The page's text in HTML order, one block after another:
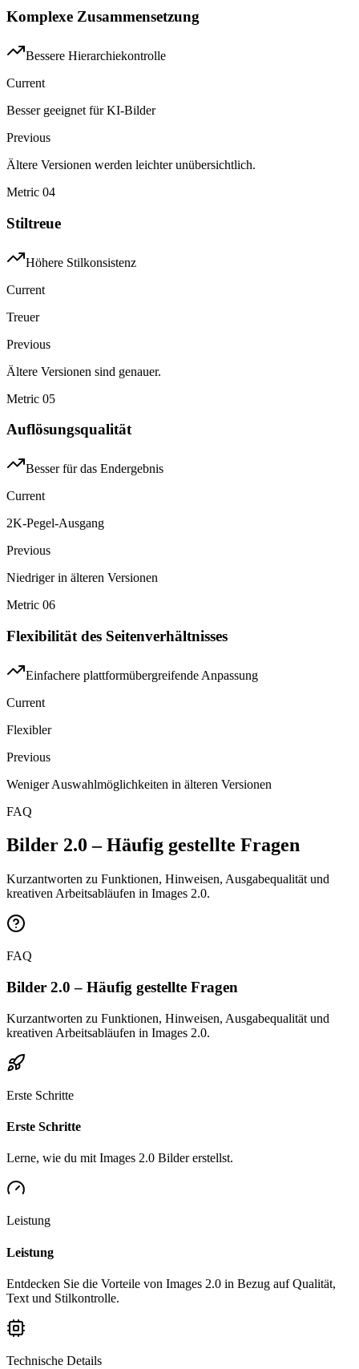
Komplexe Zusammensetzung
Bessere Hierarchiekontrolle
Current
Besser geeignet für KI-Bilder
Previous
Ältere Versionen werden leichter unübersichtlich.
Metric 04
Stiltreue
Höhere Stilkonsistenz
Current
Treuer
Previous
Ältere Versionen sind genauer.
Metric 05
Auflösungsqualität
Besser für das Endergebnis
Current
2K-Pegel-Ausgang
Previous
Niedriger in älteren Versionen
Metric 06
Flexibilität des Seitenverhältnisses
Einfachere plattformübergreifende Anpassung
Current
Flexibler
Previous
Weniger Auswahlmöglichkeiten in älteren Versionen
FAQ
Bilder 2.0 – Häufig gestellte Fragen
Kurzantworten zu Funktionen, Hinweisen, Ausgabequalität und
kreativen Arbeitsabläufen in Images 2.0.
FAQ
Bilder 2.0 – Häufig gestellte Fragen
Kurzantworten zu Funktionen, Hinweisen, Ausgabequalität und
kreativen Arbeitsabläufen in Images 2.0.
Erste Schritte
Erste Schritte
Lerne, wie du mit Images 2.0 Bilder erstellst.
Leistung
Leistung
Entdecken Sie die Vorteile von Images 2.0 in Bezug auf Qualität,
Text und Stilkontrolle.
Technische Details